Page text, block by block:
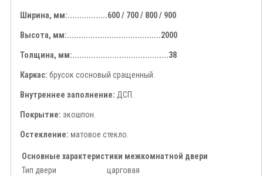
Ширина, мм:.................600 / 700 / 800 / 900
Высота, мм:........................................2000
Толщина, мм:.........................................38
Каркас: брусок сосновый сращенный.
Внутреннее заполнение: ДСП.
Покрытие: экошпон.
Остекление: матовое стекло.
Основные характеристики межкомнатной двери
Тип двери
царговая